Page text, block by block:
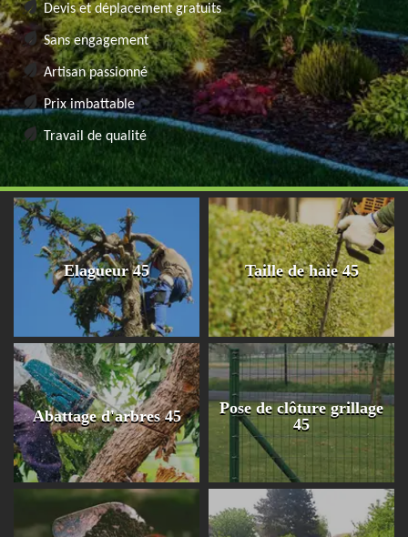
Devis et déplacement gratuits
Sans engagement
Artisan passionné
Prix imbattable
Travail de qualité
Elagueur 45 Taille de haie 45
Abattage d'arbres 45
Pose de clôture grillage
45